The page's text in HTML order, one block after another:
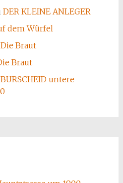
DER KLEINE ANLEGER
dem Würfel
Die Braut
Braut
BURSCHEID untere